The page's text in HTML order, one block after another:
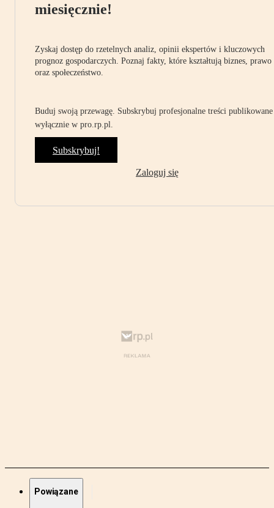
miesięcznie!
Zyskaj dostęp do rzetelnych analiz, opinii ekspertów i kluczowych
prognoz gospodarczych. Poznaj fakty, które kształtują biznes, prawo
oraz społeczeństwo.
Buduj swoją przewagę. Subskrybuj profesjonalne treści publikowane
wyłącznie w pro.rp.pl.
Subskrybuj!
Zaloguj się
Powiązane